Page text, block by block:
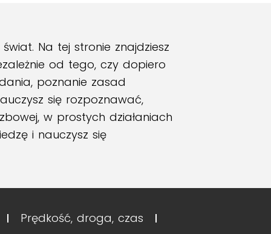
Na tej stronie znajdziesz
od tego, czy dopiero
poznanie zasad
się rozpoznawać,
w prostych działaniach
i nauczysz się
Prędkość, droga, czas